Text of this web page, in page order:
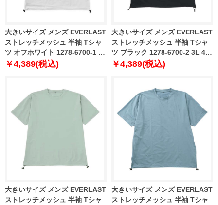
大きいサイズ メンズ EVERLAST
ストレッチメッシュ 半袖 Tシャ
ツ オフホワイト 1278-6700-1 3L
4L 5L 6L
￥4,389(税込)
大きいサイズ メンズ EVERLAST
ストレッチメッシュ 半袖 Tシャ
ツ ブラック 1278-6700-2 3L 4L
5L 6L
￥4,389(税込)
大きいサイズ メンズ EVERLAST
ストレッチメッシュ 半袖 Tシャ
大きいサイズ メンズ EVERLAST
ストレッチメッシュ 半袖 Tシャ